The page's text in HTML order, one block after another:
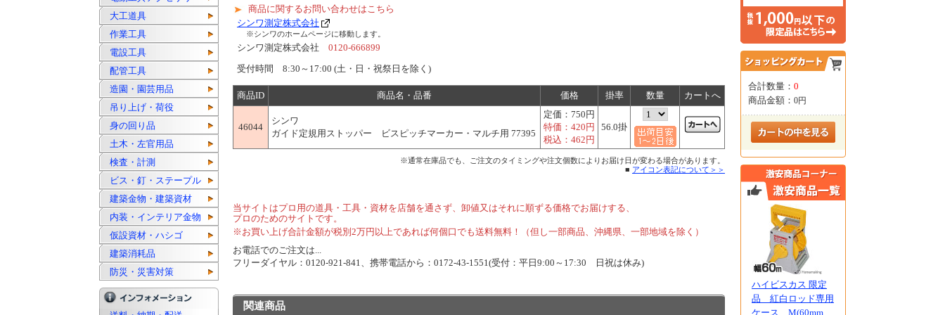
大工道具
作業工具
電設工具
配管工具
造園・園芸用品
吊り上げ・荷役
身の回り品
土木・左官用品
検査・計測
ビス・釘・ステープル
建築金物・建築資材
内装・インテリア金物
仮設資材・ハシゴ
建築消耗品
防災・災害対策
商品に関するお問い合わせはこちら
シンワ測定株式会社
※シンワのホームページに移動します。
シンワ測定株式会社 0120-666899
受付時間 8:30～17:00 (土・日・祝祭日を除く)
商品ID 商品名・品番 価格 掛率 数量 カートへ
46044
シンワ
ガイド定規用ストッパー ビスピッチマーカー・マルチ用 77395
定価： 750円
特価： 420円
税込： 462円
56.0掛
※通常在庫品でも、ご注文のタイミングや注文個数によりお届け日が変わる場合があります。
■ アイコン表記について＞＞
当サイトはプロ用の道具・工具・資材を店舗を通さず、卸値又はそれに順ずる価格でお届けする、
プロのためのサイトです。
※お買い上げ合計金額が税別2万円以上であれば何個口でも送料無料！（但し一部商品、沖縄県、一部地域を除く）
お電話でのご注文は...
フリーダイヤル：0120-921-841、携帯電話から：0172-43-1551(受付：平日9:00～17:30 日祝は休み)
関連商品
合計数量： 0
商品金額： 0円
ハイビスカス 限定
品 紅白ロッド専用
ケース M(60mm